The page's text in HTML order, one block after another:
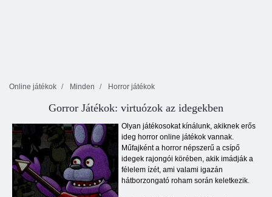
Online játékok Minden Horror játékok
Gorror Játékok: virtuózok az idegekben
Olyan játékosokat kínálunk, akiknek erős
ideg horror online játékok vannak.
Műfajként a horror népszerű a csípő
idegek rajongói körében, akik imádják a
félelem ízét, ami valami igazán
hátborzongató roham során keletkezik.